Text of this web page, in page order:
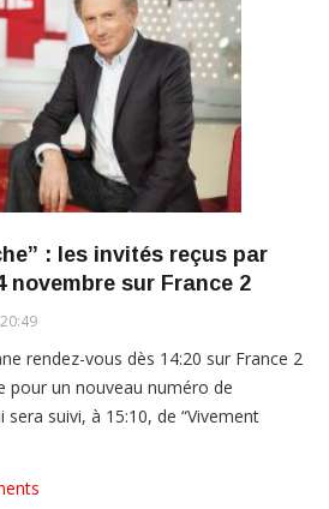
: les invités reçus par
novembre sur France 2
rendez-vous dès 14:20 sur France 2
pour un nouveau numéro de
sera suivi, à 15:10, de “Vivement